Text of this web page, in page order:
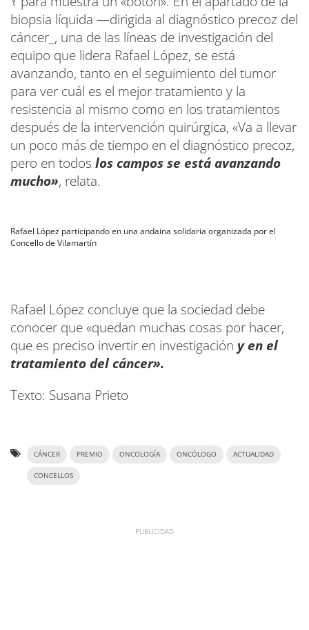
biopsia líquida —dirigida al diagnóstico precoz del
cáncer_, una de las líneas de investigación del
equipo que lidera Rafael López, se está
avanzando, tanto en el seguimiento del tumor
para ver cuál es el mejor tratamiento y la
resistencia al mismo como en los tratamientos
después de la intervención quirúrgica, «Va a llevar
un poco más de tiempo en el diagnóstico precoz,
pero en todos los campos se está avanzando
mucho», relata.
Rafael López participando en una andaina solidaria organizada por el
Concello de Vilamartín
Rafael López concluye que la sociedad debe
conocer que «quedan muchas cosas por hacer,
que es preciso invertir en investigación y en el
tratamiento del cáncer».
Texto: Susana Prieto
CÁNCER PREMIO ONCOLOGÍA ONCÓLOGO ACTUALIDAD
CONCELLOS